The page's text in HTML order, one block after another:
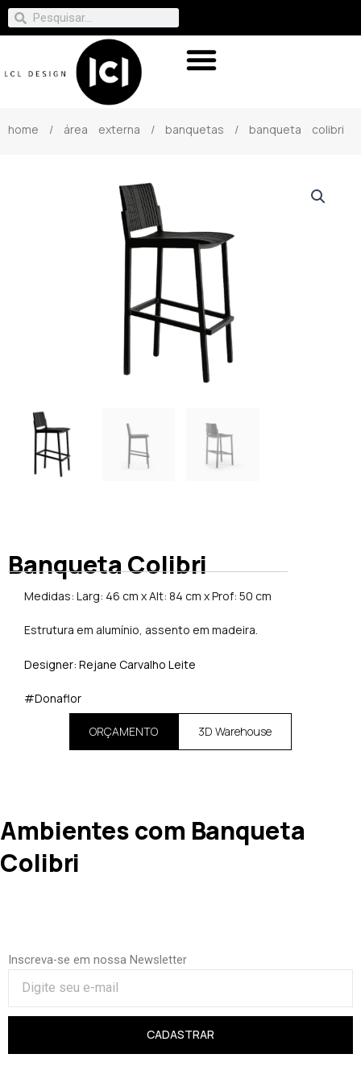
home / área externa / banquetas / banqueta colibri
Banqueta Colibri
Medidas: Larg: 46 cm x Alt: 84 cm x Prof: 50 cm
Estrutura em alumínio, assento em madeira.
Designer: Rejane Carvalho Leite
#Donaflor
ORÇAMENTO 3D Warehouse
Ambientes com Banqueta
Colibri
Inscreva-se em nossa Newsletter
CADASTRAR